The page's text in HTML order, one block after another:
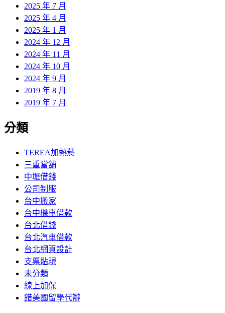
2025 年 7 月
2025 年 4 月
2025 年 1 月
2024 年 12 月
2024 年 11 月
2024 年 10 月
2024 年 9 月
2019 年 8 月
2019 年 7 月
分類
TEREA加熱菸
三重當舖
中壢借錢
公司制服
台中搬家
台中機車借款
台北借錢
台北汽車借款
台北網頁設計
支票貼現
未分類
線上加保
錯美國留學代辦